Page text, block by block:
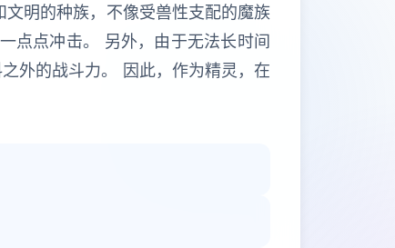
明的种族，不像受兽性支配的魔族
点点冲击。 另外，由于无法长时间
外的战斗力。 因此，作为精灵，在